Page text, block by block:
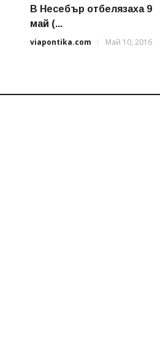
В Несебър отбелязаха 9
май (...
viapontika.com
Май 10, 2016